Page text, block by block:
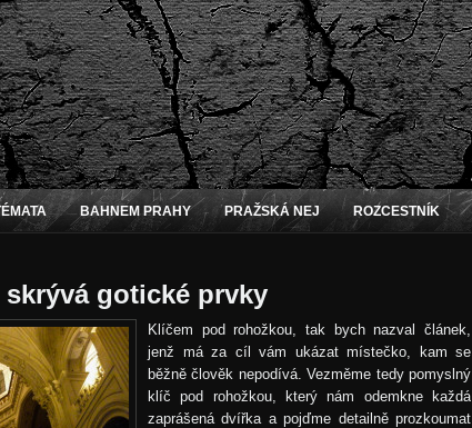
BAHNEM PRAHY PRAŽSKÁ NEJ ROZCESTNÍK
gotické prvky
Klíčem pod rohožkou, tak bych nazval článek,
jenž má za cíl vám ukázat místečko, kam se
běžně člověk nepodívá. Vezměme tedy pomyslný
klíč pod rohožkou, který nám odemkne každá
zaprášená dvířka a pojďme detailně prozkoumat